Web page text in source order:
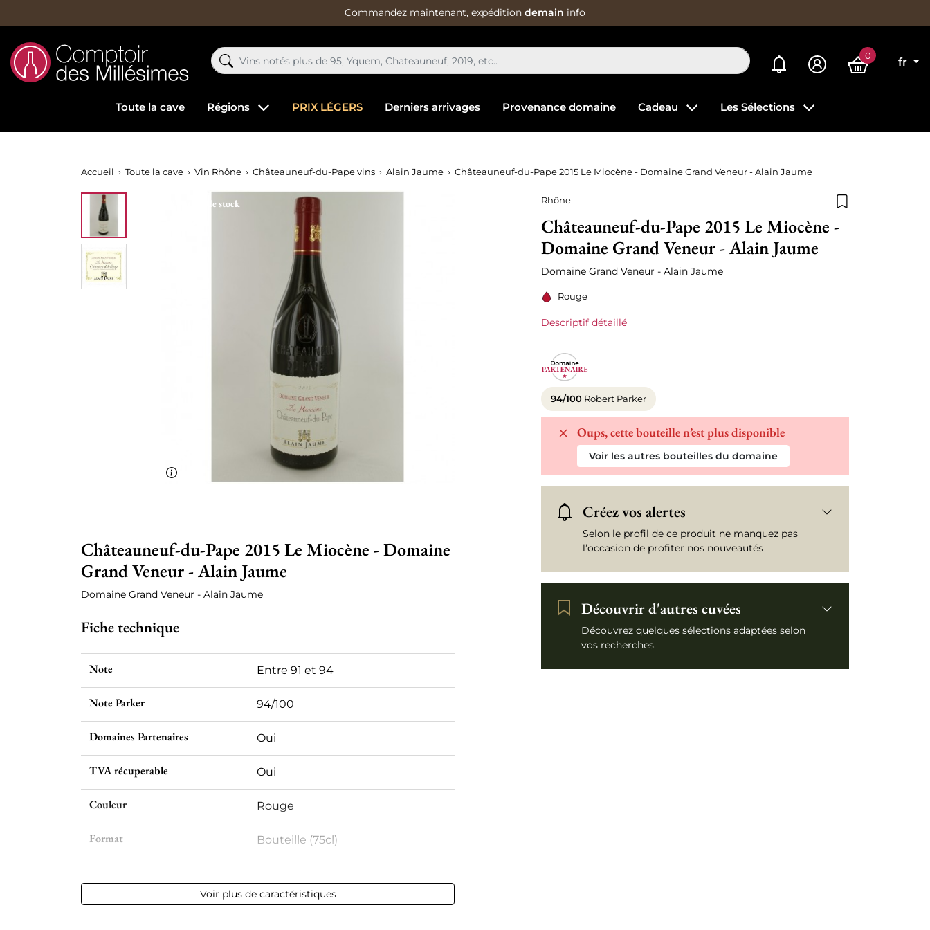
Commandez maintenant, expédition demain info
Mes alertes 0
fr
Toute la cave Régions PRIX LÉGERS Derniers arrivages Provenance domaine Cadeau Les Sélections
Accueil Toute la cave Vin Rhône Châteauneuf-du-Pape vins Alain Jaume Châteauneuf-du-Pape 2015 Le Miocène - Domaine Grand Veneur - Alain Jaume
Rhône
Châteauneuf-du-Pape 2015 Le Miocène -
Domaine Grand Veneur - Alain Jaume
Domaine Grand Veneur - Alain Jaume
Rouge
Descriptif détaillé
94/100 Robert Parker
Oups, cette bouteille n’est plus disponible
Voir les autres bouteilles du domaine
Créez vos alertes
Selon le profil de ce produit ne manquez pas
l’occasion de profiter nos nouveautés
Découvrir d'autres cuvées
Découvrez quelques sélections adaptées selon
vos recherches.
Rupture de stock
Châteauneuf-du-Pape 2015 Le Miocène - Domaine
Grand Veneur - Alain Jaume
Domaine Grand Veneur - Alain Jaume
Fiche technique
Note Entre 91 et 94
Note Parker 94/100
Domaines Partenaires Oui
TVA récuperable Oui
Couleur Rouge
Format Bouteille (75cl)
Volume 12,50 % vol - 75 cl
Voir plus de caractéristiques